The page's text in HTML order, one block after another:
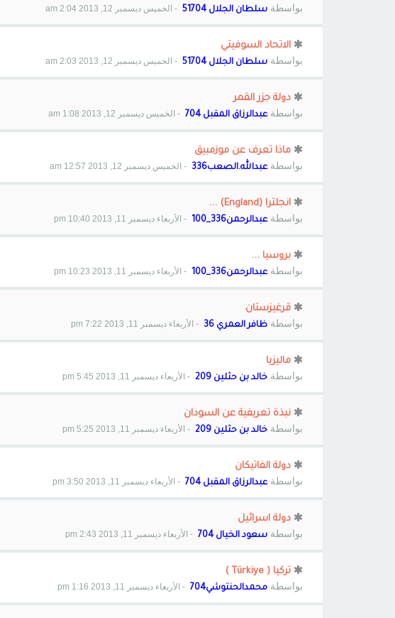
بواسطة سلطان الجلال 51704 - الخميس ديسمبر 12, 2013 2:04 am
الاتحاد السوفيتي
بواسطة سلطان الجلال 51704 - الخميس ديسمبر 12, 2013 2:03 am
دولة جزر القمر
بواسطةعبدالرزاق المقبل 704 - الخميس ديسمبر 12, 2013 1:08 am
ماذا تعرف عن موزمبيق
بواسطةعبدالله.الصعب336 - الخميس ديسمبر 12, 2013 12:57 am
انجلترا (England) ...
بواسطةعبدالرحمن336_100 - الأربعاء ديسمبر 11, 2013 10:40 pm
بروسيا ...
بواسطةعبدالرحمن336_100 - الأربعاء ديسمبر 11, 2013 10:23 pm
قرغيزستان
بواسطة ظافر العمري 36 - الأربعاء ديسمبر 11, 2013 7:22 pm
ماليزيا
بواسطة خالد بن حثلين 209 - الأربعاء ديسمبر 11, 2013 5:45 pm
نبذة تعريفية عن السودان
بواسطة خالد بن حثلين 209 - الأربعاء ديسمبر 11, 2013 5:25 pm
دولة الفاتيكان
بواسطةعبدالرزاق المقبل 704 - الأربعاء ديسمبر 11, 2013 3:50 pm
دولة اسرائيل
بواسطة سعود الخيال 704 - الأربعاء ديسمبر 11, 2013 2:43 pm
تركيا ( Türkiye )
بواسطة محمدالحنتوشي704 - الأربعاء ديسمبر 11, 2013 1:16 pm